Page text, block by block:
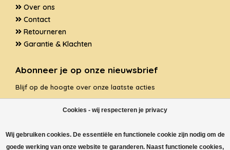
Cookies - wij respecteren je privacy
Wij gebruiken cookies. De essentiële en functionele cookie zijn nodig om de
goede werking van onze website te garanderen. Naast functionele cookies,
Over ons
Contact
Retourneren
Garantie & Klachten
Abonneer je op onze nieuwsbrief
Blijf op de hoogte over onze laatste acties
ABONNEER